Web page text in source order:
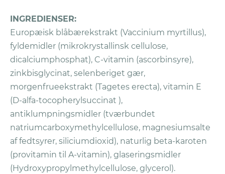
Pak alle beholdere og blisterpakker
sammen (hvis disse er blevet leveret) plus
ubrugt produkt.
Send pakken til Vitaliv på Postboks
2044, 2811 Hunndalen (Norge), eller
Vitaliv AS, Postboks U248, SE-202 29
Malmö, Sverige (Sverige, Danmark,
Finland)
Vitaliv vil tilbagebetale dine penge ved
brug af din oprindelige betalingsmetode
inden for 10 dage efter, at de har modtaget
din pakke, hvis du har fulgt alle reglerne.
INGREDIENSER:
Europæisk blåbærekstrakt (Vaccinium myrtillus),
fyldemidler (mikrokrystallinsk cellulose,
dicalciumphosphat), C-vitamin (ascorbinsyre),
zinkbisglycinat, selenberiget gær,
morgenfrueekstrakt (Tagetes erecta), vitamin E
(D-alfa-tocopherylsuccinat ),
antiklumpningsmidler (tværbundet
natriumcarboxymethylcellulose, magnesiumsalte
af fedtsyrer, siliciumdioxid), naturlig beta-karoten
(provitamin til A-vitamin), glaseringsmidler
(Hydroxypropylmethylcellulose, glycerol).